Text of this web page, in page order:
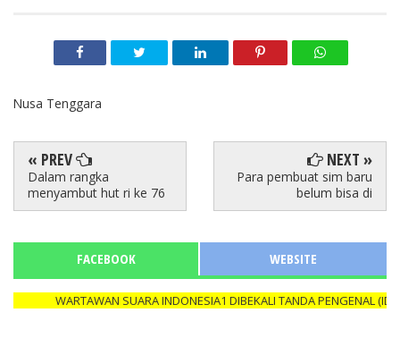
Nusa Tenggara
« PREV
Dalam rangka
menyambut hut ri ke 76
NEXT »
Para pembuat sim baru
belum bisa di
FACEBOOK WEBSITE
WARTAWAN SUARA INDONESIA1 DIBEKALI TANDA PENGENAL (ID